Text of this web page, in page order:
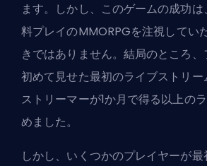
ます。しかし、このゲームの成功
料プレイのMMORPGを注視してい
きではありません。結局のところ
初めて見せた最初のライブストリ
ストリーマーが1か月で得る以上の
めました。
しかし、いくつかのプレイヤーが